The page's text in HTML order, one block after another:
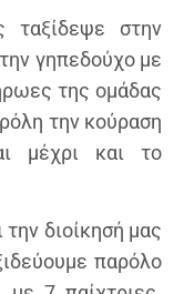
στην
γηπεδούχο με
της ομάδας
την κούραση
μέχρι και το
διοίκησή μας
παρόλο